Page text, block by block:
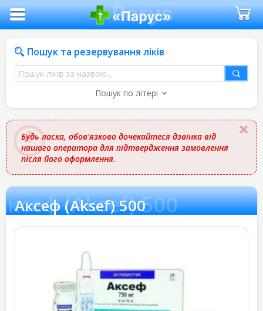
Пошук та резервування ліків
Пошук
ліків
назвою
Пошук по літері
Будь ласка, обов'язково дочекайтеся дзвінка від
нашого оператора для підтвердження замовлення
після його оформлення.
(Aksef) 500
Аксеф (Aksef) 500